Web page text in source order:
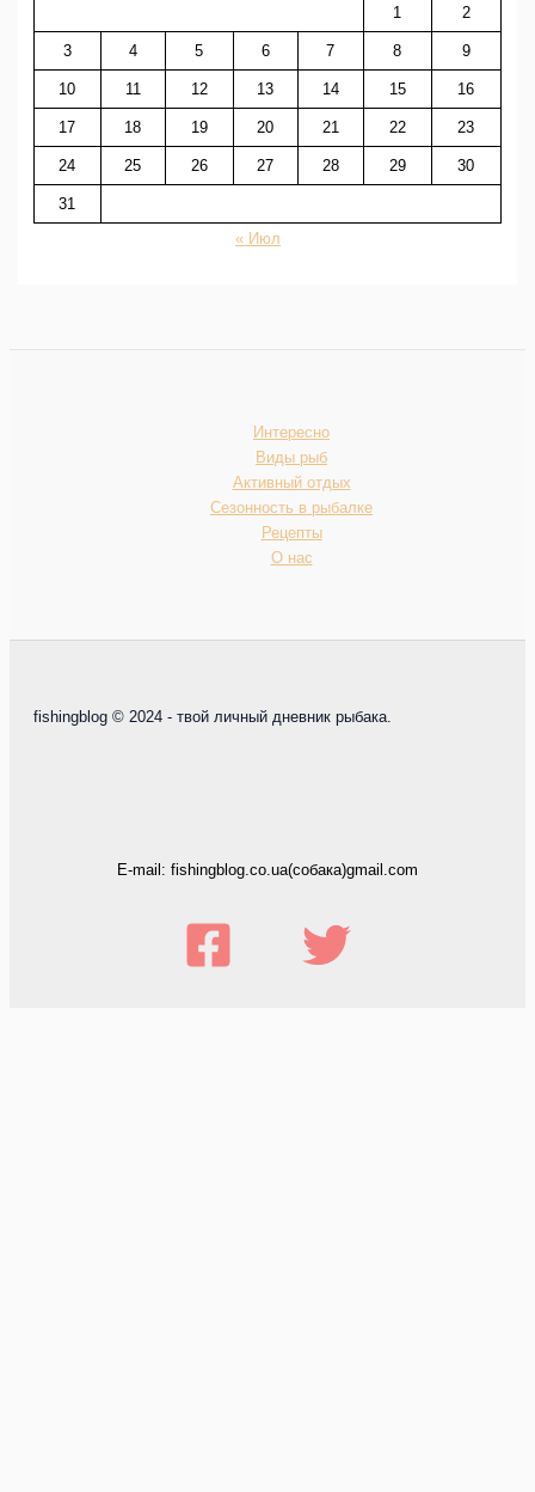
1 2
3 4 5 6 7 8 9
10 11 12 13 14 15 16
17 18 19 20 21 22 23
24 25 26 27 28 29 30
31
« Июл
Интересно
Виды рыб
Активный отдых
Сезонность в рыбалке
Рецепты
О нас
fishingblog © 2024 - твой личный дневник рыбака.
E-mail: fishingblog.co.ua(собака)gmail.com